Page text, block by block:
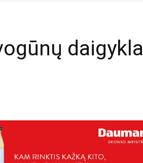
daigykla